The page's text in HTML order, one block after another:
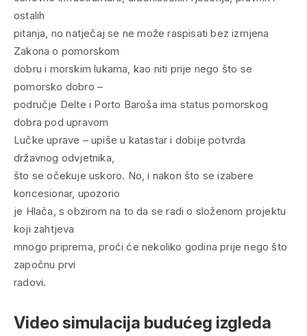
ostalih
pitanja, no natječaj se ne može raspisati bez izmjena
Zakona o pomorskom
dobru i morskim lukama, kao niti prije nego što se
pomorsko dobro –
područje Delte i Porto Baroša ima status pomorskog
dobra pod upravom
Lučke uprave – upiše u katastar i dobije potvrda
državnog odvjetnika,
što se očekuje uskoro. No, i nakon što se izabere
koncesionar, upozorio
je Hlača, s obzirom na to da se radi o složenom projektu
koji zahtjeva
mnogo priprema, proći će nekoliko godina prije nego što
započnu prvi
radovi.
Video simulacija budućeg izgleda